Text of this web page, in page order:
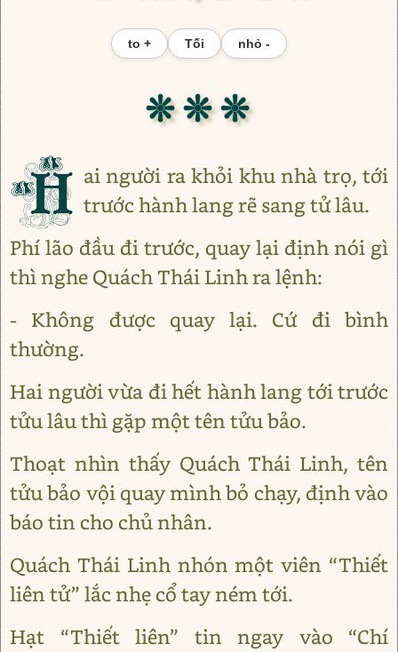
to + Tối nhỏ -
❊ ❊ ❊
H ai người ra khỏi khu nhà trọ, tới
trước hành lang rẽ sang tử lâu.
Phí lão đầu đi trước, quay lại định nói gì
thì nghe Quách Thái Linh ra lệnh:
- Không được quay lại. Cứ đi bình
thường.
Hai người vừa đi hết hành lang tới trước
tửu lâu thì gặp một tên tửu bảo.
Thoạt nhìn thấy Quách Thái Linh, tên
tửu bảo vội quay mình bỏ chạy, định vào
báo tin cho chủ nhân.
Quách Thái Linh nhón một viên “Thiết
liên tử” lắc nhẹ cổ tay ném tới.
Hạt “Thiết liên” tin ngay vào “Chí